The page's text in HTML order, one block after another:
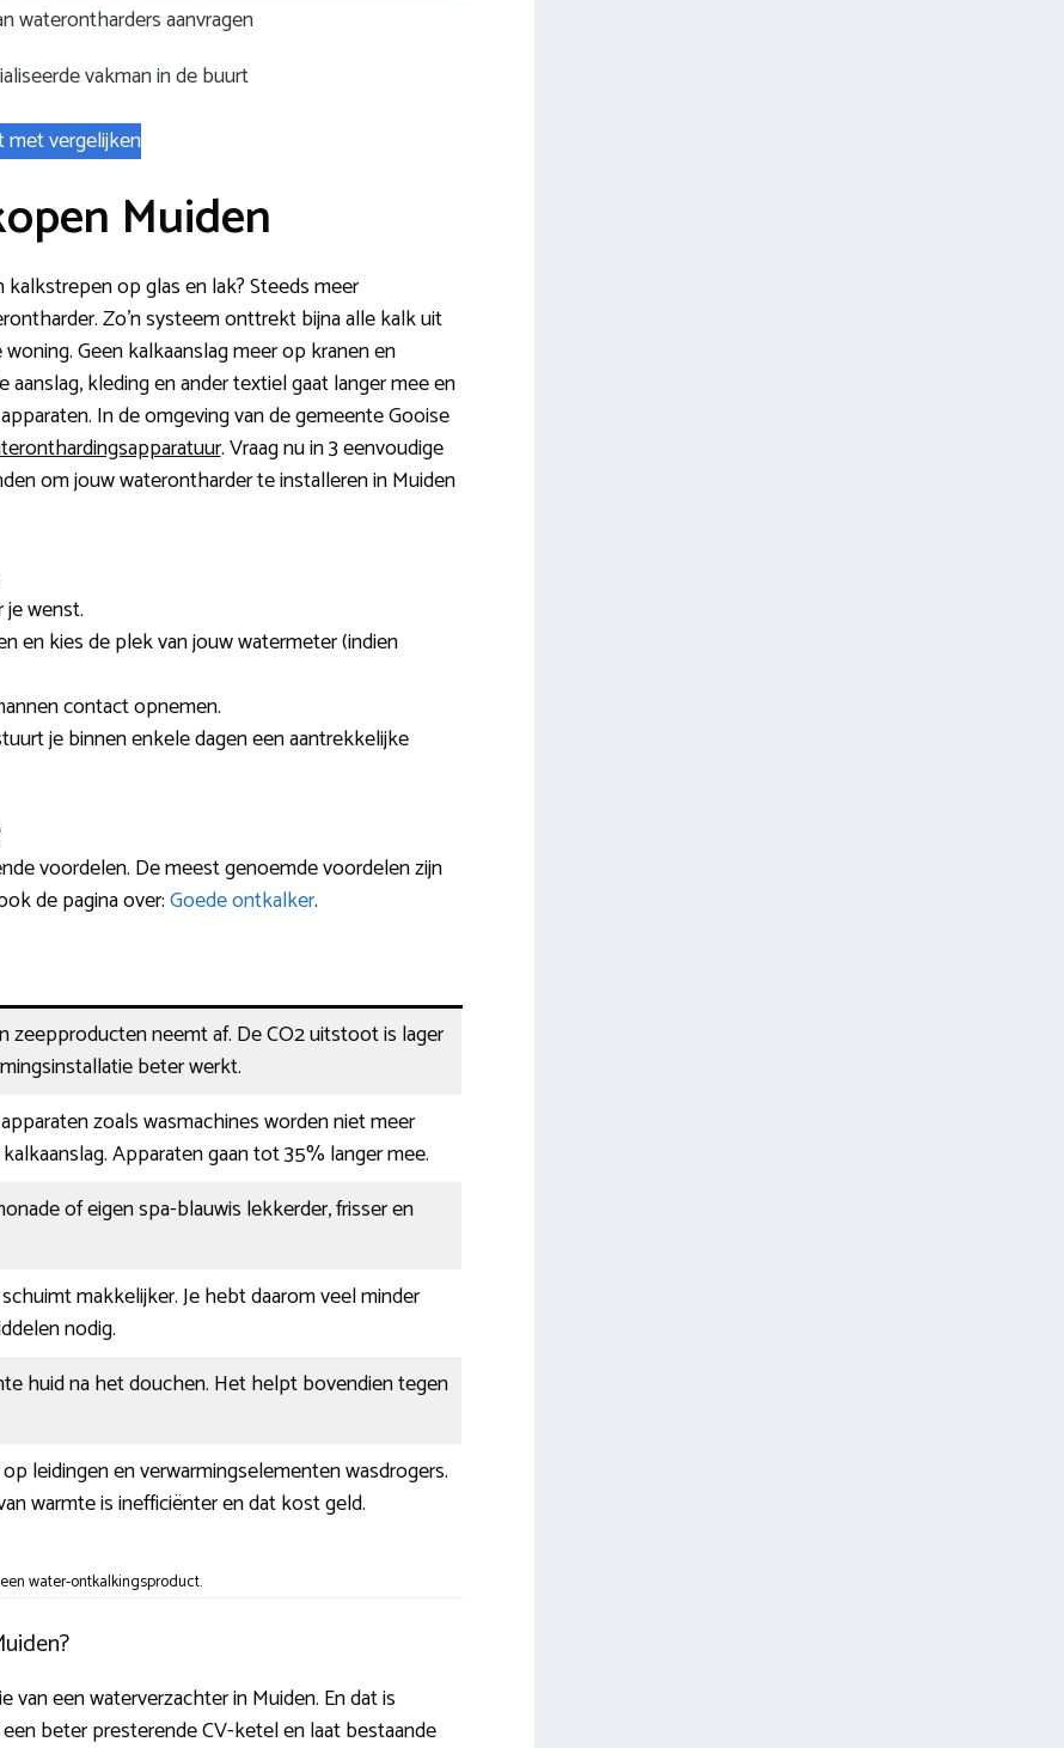
waterontharders aanvragen
vakman in de buurt
met vergelijken
Muiden
op glas en lak? Steeds meer
Zo’n systeem onttrekt bijna alle kalk uit
Geen kalkaanslag meer op kranen en
kleding en ander textiel gaat langer mee en
In de omgeving van de gemeente Gooise
. Vraag nu in 3 eenvoudige
om jouw waterontharder te installeren in Muiden
wenst.
en kies de plek van jouw watermeter (indien
contact opnemen.
je binnen enkele dagen een aantrekkelijke
voordelen. De meest genoemde voordelen zijn
de pagina over:Goede ontkalker.
zeepproducten neemt af. De CO2 uitstoot is lager
beter werkt.
zoals wasmachines worden niet meer
Apparaten gaan tot 35% langer mee.
of eigen spa-blauwis lekkerder, frisser en
makkelijker. Je hebt daarom veel minder
nodig.
huid na het douchen. Het helpt bovendien tegen
leidingen en verwarmingselementen wasdrogers.
warmte is inefficiënter en dat kost geld.
water-ontkalkingsproduct.
van een waterverzachter in Muiden. En dat is
beter presterende CV-ketel en laat bestaande